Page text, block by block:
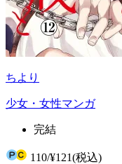
ちより
少女・女性マンガ
完結
110/¥121(税込)